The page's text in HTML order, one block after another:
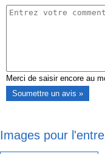
Merci de saisir encore au
Images pour